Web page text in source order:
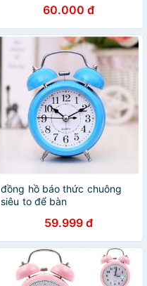
60.000 đ
đồng hồ báo thức chuông
siêu to để bàn
59.999 đ